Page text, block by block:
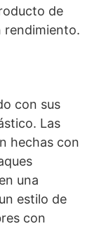
de
rendimiento.
con sus
Las
hechas con
una
estilo de
con